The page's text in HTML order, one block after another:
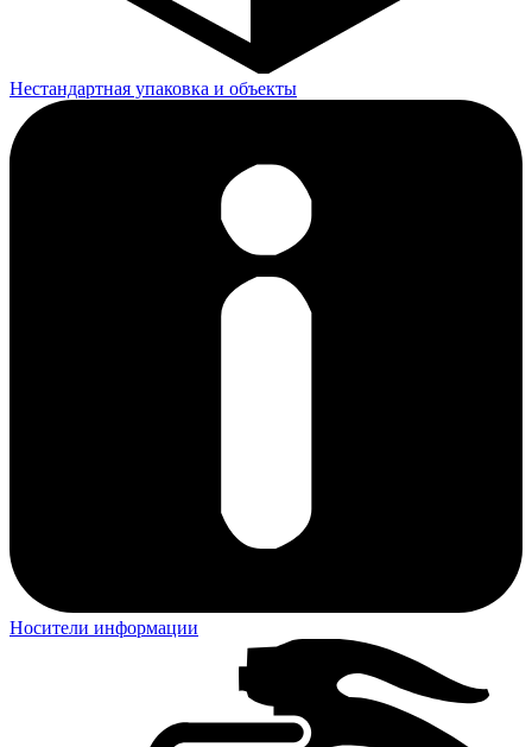
Нестандартная упаковка и объекты
Носители информации